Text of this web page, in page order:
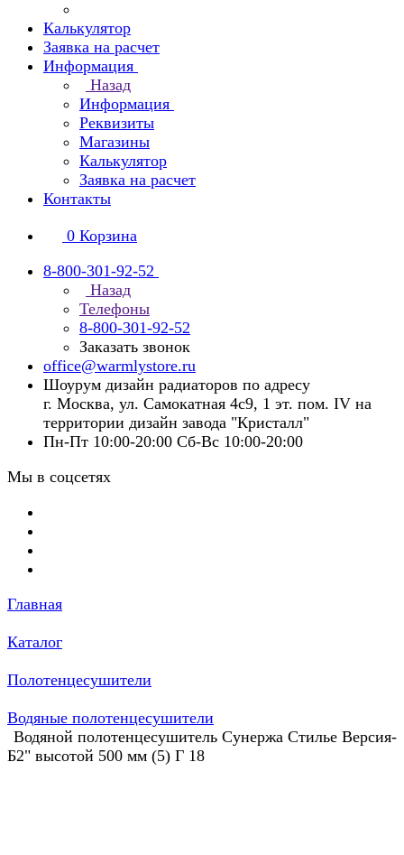
Калькулятор
Заявка на расчет
Информация
Назад
Информация
Реквизиты
Магазины
Калькулятор
Заявка на расчет
Контакты
0 Корзина
8-800-301-92-52
Назад
Телефоны
8-800-301-92-52
Заказать звонок
office@warmlystore.ru
Шоурум дизайн радиаторов по адресу
г. Москва, ул. Самокатная 4с9, 1 эт. пом. IV на
территории дизайн завода "Кристалл"
Пн-Пт 10:00-20:00 Сб-Вс 10:00-20:00
Мы в соцсетях
Главная
Каталог
Полотенцесушители
Водяные полотенцесушители
Водяной полотенцесушитель Сунержа Стилье Версия-
Б2" высотой 500 мм (5) Г 18